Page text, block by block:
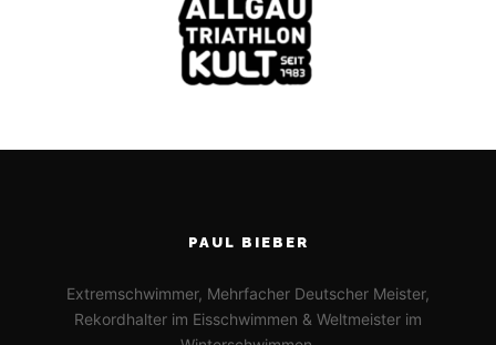
PAUL BIEBER
Extremschwimmer, Mehrfacher Deutscher Meister,
Rekordhalter im Eisschwimmen & Weltmeister im